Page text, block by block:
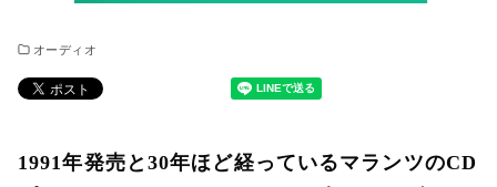
オーディオ
1991年発売と30年ほど経っているマランツのCD